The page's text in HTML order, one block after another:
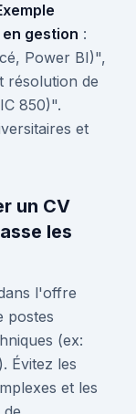
gestion :
Power BI)",
résolution de
850)".
et
un CV
les
l'offre
postes
(ex:
Évitez les
et les